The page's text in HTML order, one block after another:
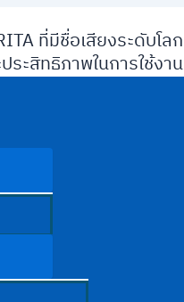
ที่มีชื่อเสียงระดับโลก
ะสิทธิภาพในการใช้งาน